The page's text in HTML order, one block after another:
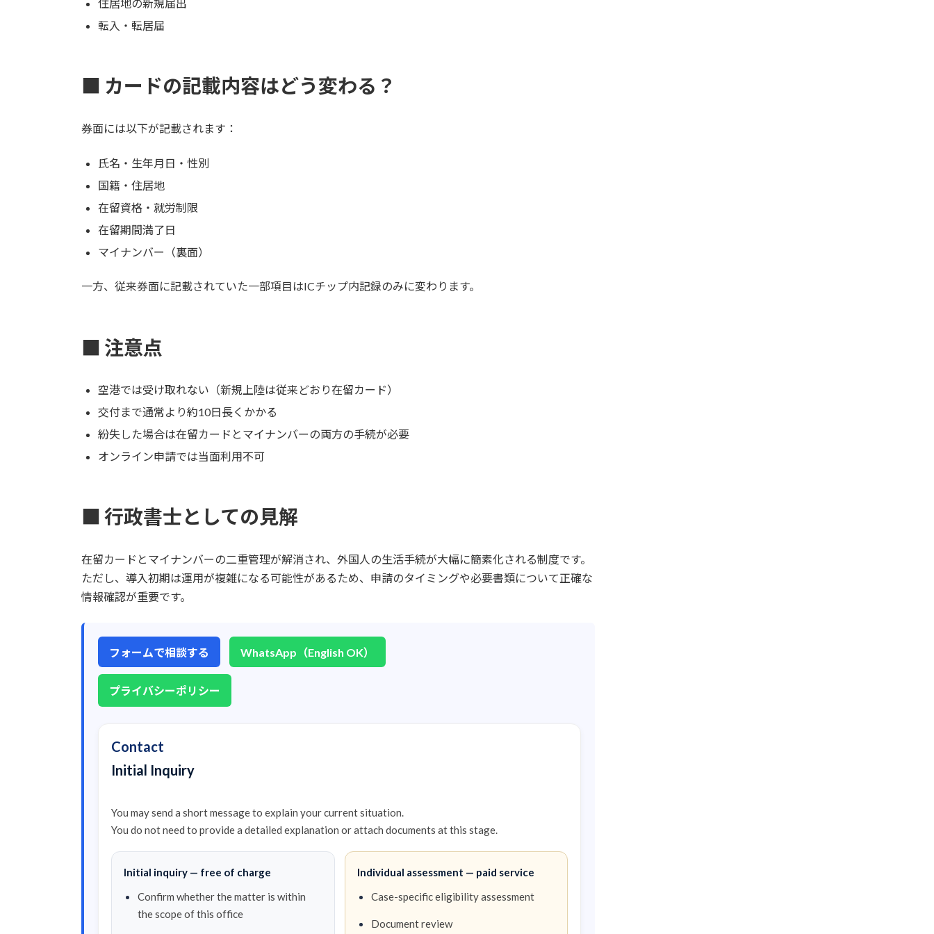
住居地の新規届出
転入・転居届
■ カードの記載内容はどう変わる？
券面には以下が記載されます：
氏名・生年月日・性別
国籍・住居地
在留資格・就労制限
在留期間満了日
マイナンバー（裏面）
一方、従来券面に記載されていた一部項目はICチップ内記録のみに変わります。
■ 注意点
空港では受け取れない（新規上陸は従来どおり在留カード）
交付まで通常より約10日長くかかる
紛失した場合は在留カードとマイナンバーの両方の手続が必要
オンライン申請では当面利用不可
■ 行政書士としての見解
在留カードとマイナンバーの二重管理が解消され、外国人の生活手続が大幅に簡素化される制度です。
ただし、導入初期は運用が複雑になる可能性があるため、申請のタイミングや必要書類について正確な
情報確認が重要です。
フォームで相談する WhatsApp（English OK）
プライバシーポリシー
Contact
Initial Inquiry
You may send a short message to explain your current situation.
You do not need to provide a detailed explanation or attach documents at this stage.
Initial inquiry — free of charge
Confirm whether the matter is within
the scope of this office
Individual assessment — paid service
Case-specific eligibility assessment
Document review